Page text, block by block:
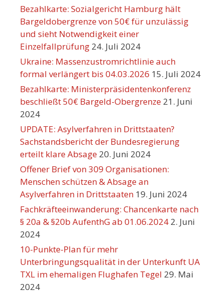
Bezahlkarte: Sozialgericht Hamburg hält
Bargeldobergrenze von 50€ für unzulässig
und sieht Notwendigkeit einer
Einzelfallprüfung 24. Juli 2024
Ukraine: Massenzustromrichtlinie auch
formal verlängert bis 04.03.2026 15. Juli 2024
Bezahlkarte: Ministerpräsidentenkonferenz
beschließt 50€ Bargeld-Obergrenze 21. Juni
2024
UPDATE: Asylverfahren in Drittstaaten?
Sachstandsbericht der Bundesregierung
erteilt klare Absage 20. Juni 2024
Offener Brief von 309 Organisationen:
Menschen schützen & Absage an
Asylverfahren in Drittstaaten 19. Juni 2024
Fachkräfteeinwanderung: Chancenkarte nach
§ 20a & §20b AufenthG ab 01.06.2024 2. Juni
2024
10-Punkte-Plan für mehr
Unterbringungsqualität in der Unterkunft UA
TXL im ehemaligen Flughafen Tegel 29. Mai
2024